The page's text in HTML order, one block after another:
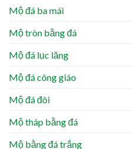
Mộ đá ba mái
Mộ tròn bằng đá
Mộ đá lục lăng
Mộ đá công giáo
Mộ đá đôi
Mộ tháp bằng đá
Mộ bằng đá trắng